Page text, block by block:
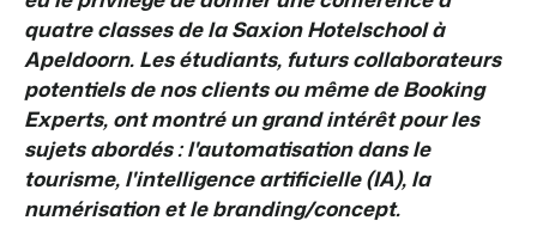
Attirez des prospects pour la vente de vos biens locatifs.
BEX Linguistique
Accueillez vos clients dans leur langue.
Marketing
Événements
Faites notre connaissance lors de différents événements
Trust Center
La confiance chez Booking Experts
À propos de nous
quatre classes de la Saxion Hotelschool à
Apeldoorn. Les étudiants, futurscollaborateurs
potentiels de nos clients ou même de Booking
Experts, ont montré un grand intérêt pour les
sujets abordés : l'automatisation dans le
tourisme, l'intelligence artificielle (IA), la
numérisation et le branding/concept.